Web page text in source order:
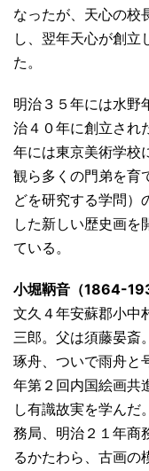
なったが、天心の校
し、翌年天心が創立
た。
明治３５年には水野
治４０年に創立され
年には東京美術学校
観ら多くの門弟を育
どを研究する学問）
した新しい歴史画を
ている。
小堀鞆音（1864-
文久４年安蘇郡小中
三郎。父は須藤晏斎
琢舟、ついで雨舟と
年第２回内国絵画共
し有識故実を学んだ
務局、明治２１年商
るかたわら、古画の